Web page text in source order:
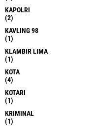
KAPOLRI
(2)
KAVLING 98
(1)
KLAMBIR LIMA
(1)
KOTA
(4)
KOTARI
(1)
KRIMINAL
(1)